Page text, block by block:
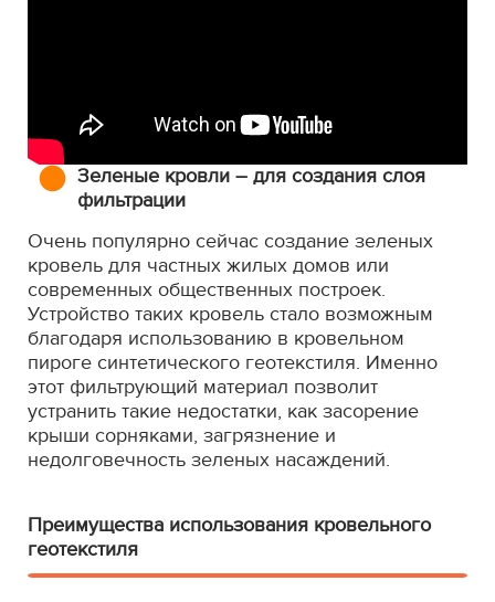
Зеленые кровли – для создания слоя
фильтрации
Очень популярно сейчас создание зеленых
кровель для частных жилых домов или
современных общественных построек.
Устройство таких кровель стало возможным
благодаря использованию в кровельном
пироге синтетического геотекстиля. Именно
этот фильтрующий материал позволит
устранить такие недостатки, как засорение
крыши сорняками, загрязнение и
недолговечность зеленых насаждений.
Преимущества использования кровельного
геотекстиля